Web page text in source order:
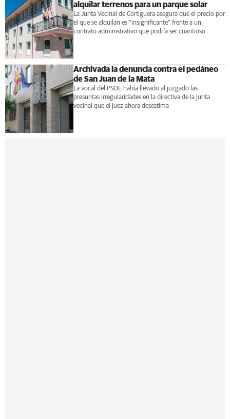
alquilar terrenos para un parque solar
La Junta Vecinal de Cortiguera asegura que el precio por
el que se alquilan es "insignificante" frente a un
contrato administrativo que podría ser cuantioso
Archivada la denuncia contra el pedáneo
de San Juan de la Mata
La vocal del PSOE había llevado al juzgado las
presuntas irregularidades en la directiva de la junta
vecinal que el juez ahora desestima